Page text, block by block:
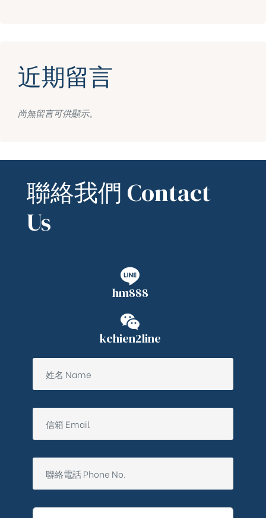
近期留言
尚無留言可供顯示。
聯絡我們 Contact
Us
hm888
kchien2line